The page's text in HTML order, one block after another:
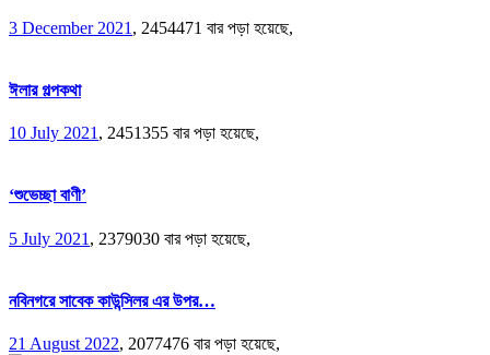
3 December 2021 , 2454471 বার পড়া হয়েছে,
ঈলার গল্পকথা
10 July 2021 , 2451355 বার পড়া হয়েছে,
‘শুভেচ্ছা বাণী’
5 July 2021 , 2379030 বার পড়া হয়েছে,
নবিনগরে সাবেক কাউন্সিলর এর উপর…
21 August 2022, 2077476 বার পড়া হয়েছে,